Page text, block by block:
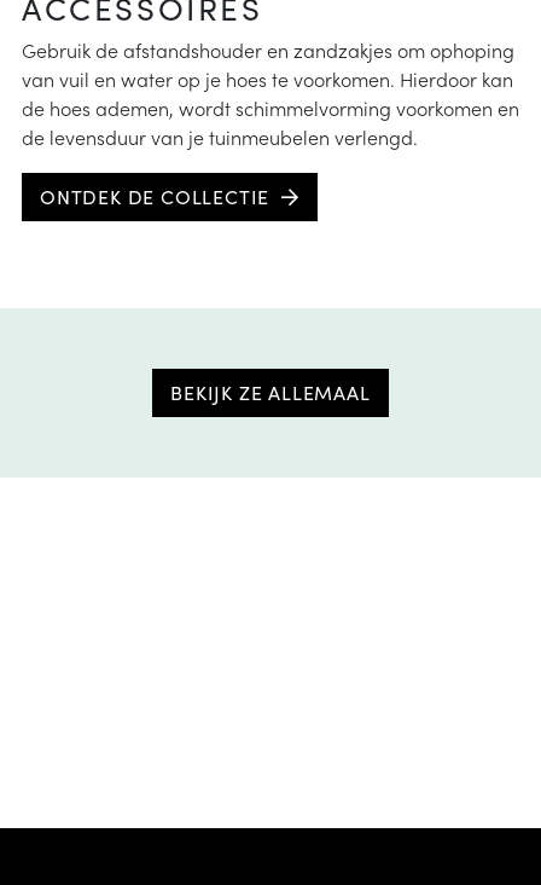
Gebruik de afstandshouder en zandzakjes om ophoping
van vuil en water op je hoes te voorkomen. Hierdoor kan
de hoes ademen, wordt schimmelvorming voorkomen en
de levensduur van je tuinmeubelen verlengd.
ONTDEK DE COLLECTIE
BEKIJK ZE ALLEMAAL